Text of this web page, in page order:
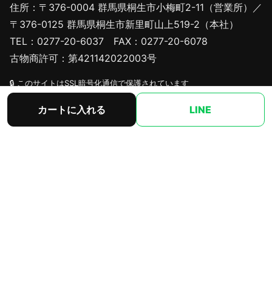
カートに入れる LINE
住所：〒376-0004 群馬県桐生市小梅町2-11（営業所）／
〒376-0125 群馬県桐生市新里町山上519-2（本社）
TEL：0277-20-6037 FAX：0277-20-6078
古物商許可：第421142022003号
🔒 このサイトはSSL暗号化通信で保護されています
サイト内リンク